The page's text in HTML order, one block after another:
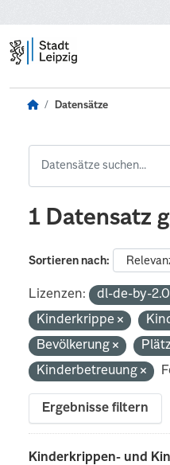
Datensätze
1 Datensatz
Sortieren nach
Lizenzen: dl-de-by-
Kinderkrippe
Bevölkerung
Kinderbetreuung
Ergebnisse filtern
Kinderkrippen- und